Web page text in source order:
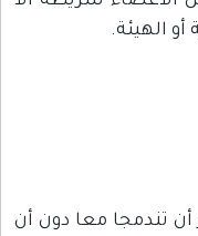
الهيئة.
أن تندمجا معا دون أن